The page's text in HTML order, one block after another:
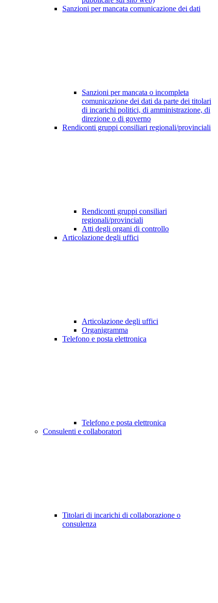
Sanzioni per mancata comunicazione dei dati
Sanzioni per mancata o incompleta
comunicazione dei dati da parte dei titolari
di incarichi politici, di amministrazione, di
direzione o di governo
Rendiconti gruppi consiliari regionali/provinciali
Rendiconti gruppi consiliari
regionali/provinciali
Atti degli organi di controllo
Articolazione degli uffici
Articolazione degli uffici
Organigramma
Telefono e posta elettronica
Telefono e posta elettronica
Consulenti e collaboratori
Titolari di incarichi di collaborazione o
consulenza